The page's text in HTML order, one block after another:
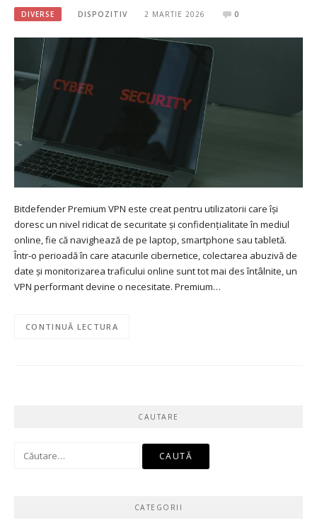
DIVERSE DISPOZITIV 2 MARTIE 2026 0
Bitdefender Premium VPN este creat pentru utilizatorii care își
doresc un nivel ridicat de securitate și confidențialitate în mediul
online, fie că navighează de pe laptop, smartphone sau tabletă.
Într-o perioadă în care atacurile cibernetice, colectarea abuzivă de
date și monitorizarea traficului online sunt tot mai des întâlnite, un
VPN performant devine o necesitate. Premium…
CONTINUĂ LECTURA
CAUTARE
Caută
CATEGORII